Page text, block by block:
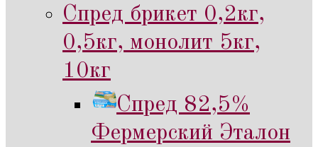
Спред брикет 0,2кг,
0,5кг, монолит 5кг,
10кг
Спред 82,5%
Фермерский Эталон